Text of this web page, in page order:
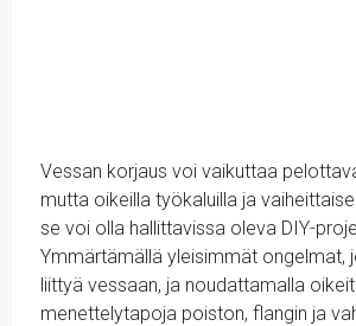
Vessan korjaus voi vaikuttaa
mutta oikeilla työkaluilla ja
se voi olla hallittavissa oleva DIY-
Ymmärtämällä yleisimmät ongelmat,
liittyä vessaan, ja noudattamalla
menettelytapoja poiston, flangin ja